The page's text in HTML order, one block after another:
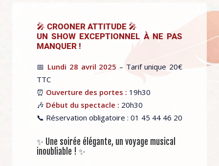
🎤 CROONER ATTITUDE 🎤
UN SHOW EXCEPTIONNEL À NE PAS
MANQUER !
📅 Lundi 28 avril 2025 – Tarif unique 20€
TTC
⏰ Ouverture des portes : 19h30
🎶 Début du spectacle : 20h30
📞 Réservation obligatoire : 01 45 44 46 20
✨ Une soirée élégante, un voyage musical
inoubliable ! ✨